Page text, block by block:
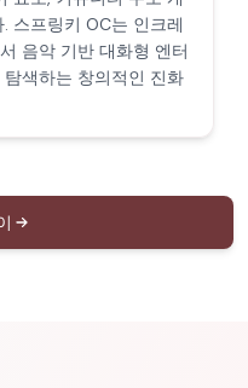
스프링키 OC는 인크레
음악 기반 대화형 엔터
색하는 창의적인 진화